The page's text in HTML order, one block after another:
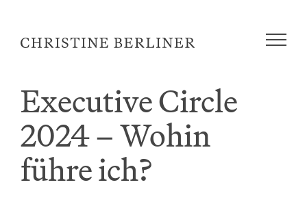
springen
Executive Circle
2024 – Wohin
führe ich?